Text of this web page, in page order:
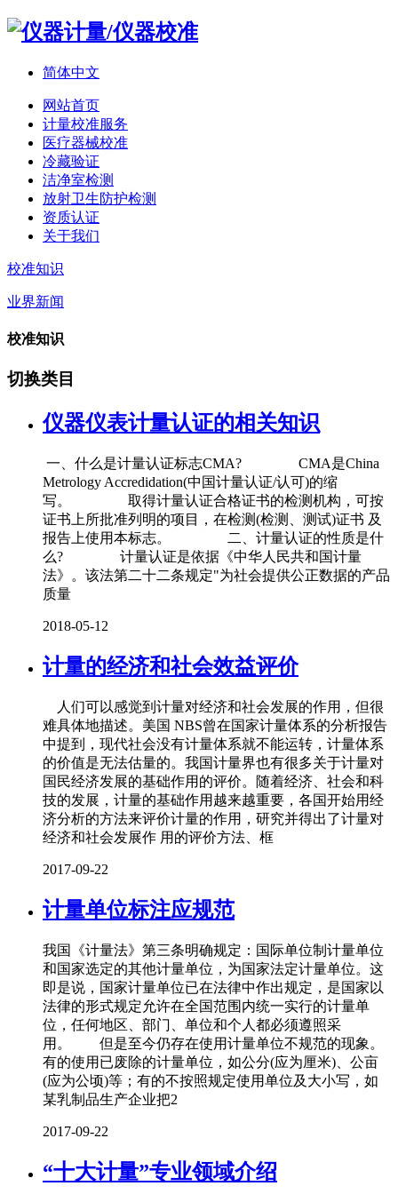
简体中文
网站首页
计量校准服务
医疗器械校准
冷藏验证
洁净室检测
放射卫生防护检测
资质认证
关于我们
校准知识
业界新闻
校准知识
切换类目
仪器仪表计量认证的相关知识
一、什么是计量认证标志CMA? CMA是China
Metrology Accredidation(中国计量认证/认可)的缩
写。 取得计量认证合格证书的检测机构，可按
证书上所批准列明的项目，在检测(检测、测试)证书 及
报告上使用本标志。 二、计量认证的性质是什
么? 计量认证是依据《中华人民共和国计量
法》。该法第二十二条规定"为社会提供公正数据的产品
质量
2018-05-12
计量的经济和社会效益评价
人们可以感觉到计量对经济和社会发展的作用，但很
难具体地描述。美国 NBS曾在国家计量体系的分析报告
中提到，现代社会没有计量体系就不能运转，计量体系
的价值是无法估量的。我国计量界也有很多关于计量对
国民经济发展的基础作用的评价。随着经济、社会和科
技的发展，计量的基础作用越来越重要，各国开始用经
济分析的方法来评价计量的作用，研究并得出了计量对
经济和社会发展作 用的评价方法、框
2017-09-22
计量单位标注应规范
我国《计量法》第三条明确规定：国际单位制计量单位
和国家选定的其他计量单位，为国家法定计量单位。这
即是说，国家计量单位已在法律中作出规定，是国家以
法律的形式规定允许在全国范围内统一实行的计量单
位，任何地区、部门、单位和个人都必须遵照采
用。 但是至今仍存在使用计量单位不规范的现象。
有的使用已废除的计量单位，如公分(应为厘米)、公亩
(应为公顷)等；有的不按照规定使用单位及大小写，如
某乳制品生产企业把2
2017-09-22
“十大计量”专业领域介绍